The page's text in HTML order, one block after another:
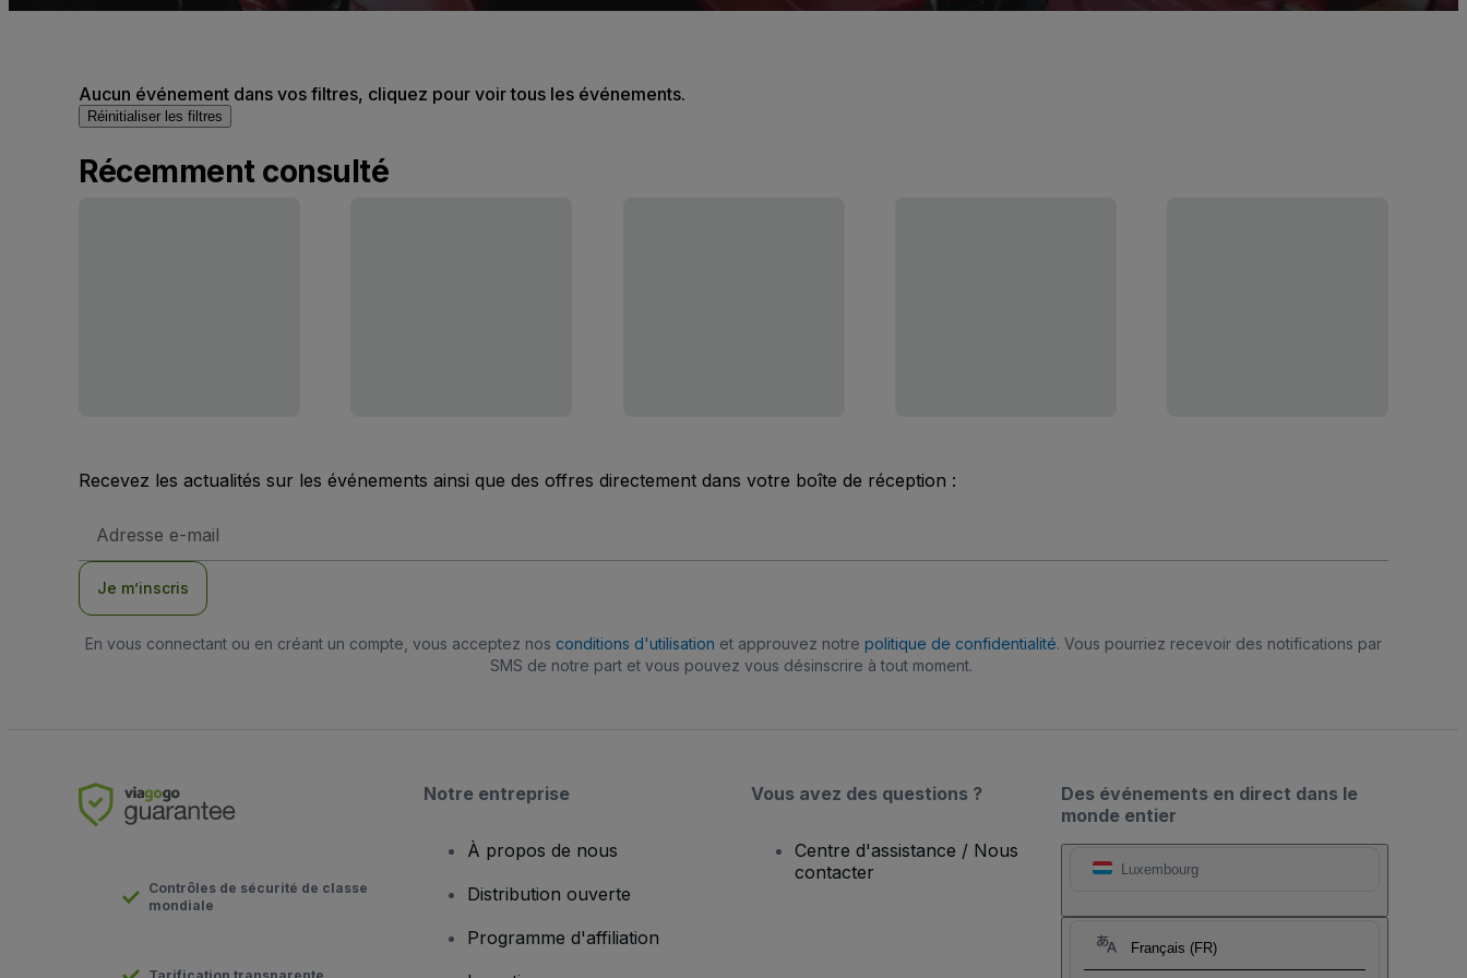
Aucun événement dans vos filtres, cliquez pour voir tous les événements.
Réinitialiser les filtres
Récemment consulté
Recevez les actualités sur les événements ainsi que des offres directement dans votre boîte de réception :
e-
Je m’inscris
En vous connectant ou en créant un compte, vous acceptez nos conditions d'utilisation et approuvez notre politique de confidentialité. Vous pourriez recevoir des notifications par
SMS de notre part et vous pouvez vous désinscrire à tout moment.
Des événements en direct dans le
monde entier
Luxembourg
Français (FR)
Contrôles de sécurité de classe
mondiale
Notre entreprise
À propos de nous
Distribution ouverte
Programme d'affiliation
Vous avez des questions ?
Centre d'assistance / Nous
contacter